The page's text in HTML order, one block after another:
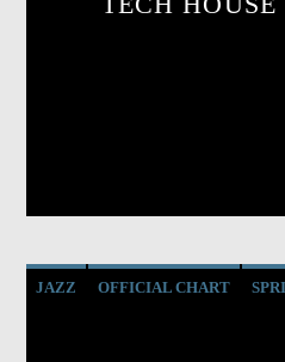
JAZZ OFFICIAL CHART